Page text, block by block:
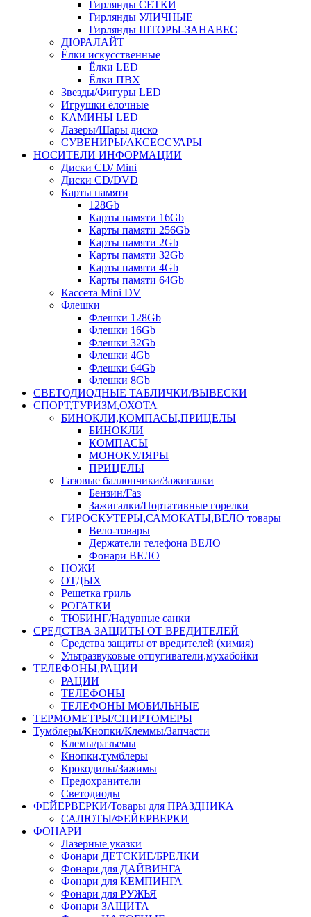
Гирлянды СЕТКИ
Гирлянды УЛИЧНЫЕ
Гирлянды ШТОРЫ-ЗАНАВЕС
ДЮРАЛАЙТ
Ёлки искусственные
Ёлки LED
Ёлки ПВХ
Звезды/Фигуры LED
Игрушки ёлочные
КАМИНЫ LED
Лазеры/Шары диско
СУВЕНИРЫ/АКСЕССУАРЫ
НОСИТЕЛИ ИНФОРМАЦИИ
Диски CD/ Mini
Диски CD/DVD
Карты памяти
128Gb
Карты памяти 16Gb
Карты памяти 256Gb
Карты памяти 2Gb
Карты памяти 32Gb
Карты памяти 4Gb
Карты памяти 64Gb
Кассета Mini DV
Флешки
Флешки 128Gb
Флешки 16Gb
Флешки 32Gb
Флешки 4Gb
Флешки 64Gb
Флешки 8Gb
СВЕТОДИОДНЫЕ ТАБЛИЧКИ/ВЫВЕСКИ
СПОРТ,ТУРИЗМ,ОХОТА
БИНОКЛИ,КОМПАСЫ,ПРИЦЕЛЫ
БИНОКЛИ
КОМПАСЫ
МОНОКУЛЯРЫ
ПРИЦЕЛЫ
Газовые баллончики/Зажигалки
Бензин/Газ
Зажигалки/Портативные горелки
ГИРОСКУТЕРЫ,САМОКАТЫ,ВЕЛО товары
Вело-товары
Держатели телефона ВЕЛО
Фонари ВЕЛО
НОЖИ
ОТДЫХ
Решетка гриль
РОГАТКИ
ТЮБИНГ/Надувные санки
СРЕДСТВА ЗАЩИТЫ ОТ ВРЕДИТЕЛЕЙ
Средства защиты от вредителей (химия)
Ультразвуковые отпугиватели,мухабойки
ТЕЛЕФОНЫ,РАЦИИ
РАЦИИ
ТЕЛЕФОНЫ
ТЕЛЕФОНЫ МОБИЛЬНЫЕ
ТЕРМОМЕТРЫ/СПИРТОМЕРЫ
Тумблеры/Кнопки/Клеммы/Запчасти
Клемы/разъемы
Кнопки,тумблеры
Крокодилы/Зажимы
Предохранители
Светодиоды
ФЕЙЕРВЕРКИ/Товары для ПРАЗДНИКА
САЛЮТЫ/ФЕЙЕРВЕРКИ
ФОНАРИ
Лазерные указки
Фонари ДЕТСКИЕ/БРЕЛКИ
Фонари для ДАЙВИНГА
Фонари для КЕМПИНГА
Фонари для РУЖЬЯ
Фонари ЗАЩИТА